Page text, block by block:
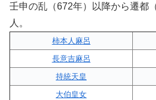
壬申の乱（672年）以降から遷都
人。
柿本人麻呂
長意吉麻呂
持統天皇
大伯皇女